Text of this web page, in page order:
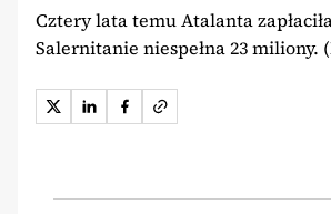
Cztery lata temu Atalanta
Salernitanie niespełna 23 miliony.